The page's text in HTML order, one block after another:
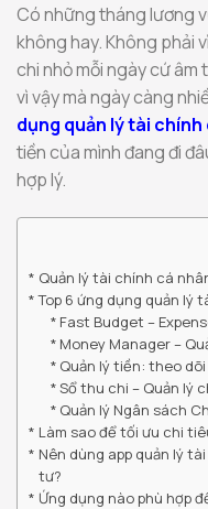
Có những tháng lương
không hay. Không phải
chi nhỏ mỗi ngày cứ
vì vậy mà ngày càng
dụng quản lý tài chính
tiền của mình đang đi
hợp lý.
Quản lý tài chính cá
Top 6 ứng dụng quản lý
Fast Budget –
Money Manager –
Quản lý tiền: theo
Sổ thu chi – Quản lý
Quản lý Ngân sách
Làm sao để tối ưu chi
Nên dùng app quản lý
tư?
Ứng dụng nào phù hợp